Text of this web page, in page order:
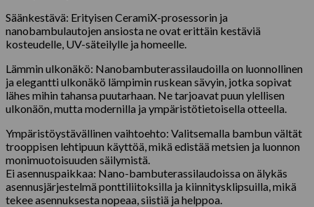
Säänkestävä: Erityisen CeramiX-prosessorin ja
nanobambulautojen ansiosta ne ovat erittäin kestäviä
kosteudelle, UV-säteilylle ja homeelle.
Lämmin ulkonäkö: Nanobambuterassilaudoilla on luonnollinen
ja elegantti ulkonäkö lämpimin ruskean sävyin, jotka sopivat
lähes mihin tahansa puutarhaan. Ne tarjoavat puun ylellisen
ulkonäön, mutta modernilla ja ympäristötietoisella otteella.
Ympäristöystävällinen vaihtoehto: Valitsemalla bambun vältät
trooppisen lehtipuun käyttöä, mikä edistää metsien ja luonnon
monimuotoisuuden säilymistä.
Ei asennuspaikkaa: Nano-bambuterassilaudoissa on älykäs
asennusjärjestelmä ponttiliitoksilla ja kiinnitysklipsuilla, mikä
tekee asennuksesta nopeaa, siistiä ja helppoa.